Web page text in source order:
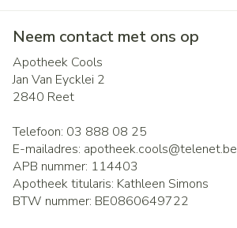
Neem contact met ons op
Apotheek Cools
Jan Van Eycklei 2
2840 Reet
Telefoon: 03 888 08 25
E-mailadres: apotheek.cools@telenet.be
APB nummer: 114403
Apotheek titularis: Kathleen Simons
BTW nummer: BE0860649722